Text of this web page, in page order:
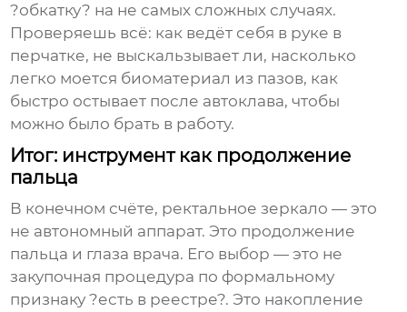
?обкатку? на не самых сложных случаях.
Проверяешь всё: как ведёт себя в руке в
перчатке, не выскальзывает ли, насколько
легко моется биоматериал из пазов, как
быстро остывает после автоклава, чтобы
можно было брать в работу.
Итог: инструмент как продолжение
пальца
В конечном счёте, ректальное зеркало — это
не автономный аппарат. Это продолжение
пальца и глаза врача. Его выбор — это не
закупочная процедура по формальному
признаку ?есть в реестре?. Это накопление